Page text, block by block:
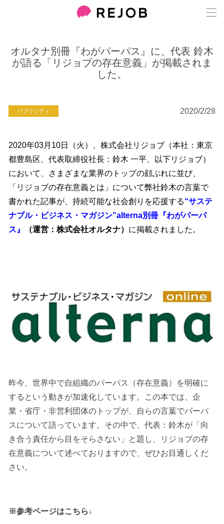
オルタナ別冊『わがパーパス』に、代表 鈴木
が語る「リジョブの存在意義」が掲載されま
した。
パブリシティ 2020/2/28
2020年03月10日（火）、株式会社リジョブ（本社：東京
都豊島区、代表取締役社長：鈴木 一平、以下リジョブ）
において、さまざまな業界のトップの顔ぶれに並び、
「リジョブの存在意義とは」について弊社鈴木の言葉で
書かれた記事が、持続可能な社会創りを応援する“サステ
ナブル・ビジネス・マガジン”alterna別冊『わがパーパ
ス』
（運営：株式会社オルタナ） に掲載されました。
昨今、世界中で自組織のパーパス（存在意義）を明確に
するという動きが加速化しています。この本では、企
業・省庁・非営利団体のトップが、自らの言葉でパーパ
スについて語っています。その中で、代表：鈴木が「向
き合う責任から目をそらさない」と題し、リジョブの存
在意義について述べておりますので、ぜひお目通しくだ
さい。
※参考ページはこちら↓